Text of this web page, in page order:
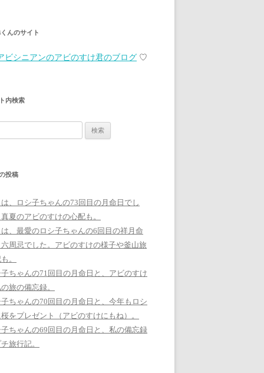
んのサイト
ビシニアンのアビのすけ君のブログ ♡
内検索
投稿
、ロシ子ちゃんの73回目の月命日でし
夏のアビのすけの心配も。
、最愛のロシ子ちゃんの6回目の祥月命
周忌でした。アビのすけの様子や釜山旅
。
ちゃんの71回目の月命日と、アビのすけ
旅の備忘録。
ちゃんの70回目の月命日と、今年もロシ
をプレゼント（アビのすけにもね）。
ちゃんの69回目の月命日と、私の備忘録
旅行記。